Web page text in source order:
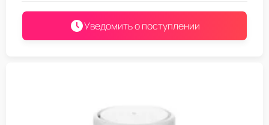
Уведомить о поступлении